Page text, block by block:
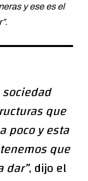
y ese es el
sociedad
que
poco y esta
que
dar”, dijo el